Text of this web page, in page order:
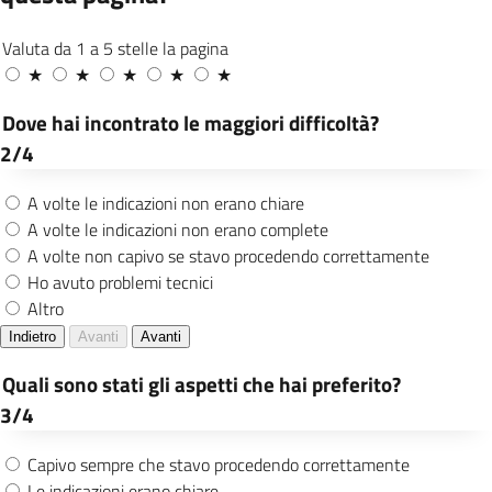
Offrire la possibilità di richiesta
certificazioni on line per tutti i comuni
italiani subentrati in ANPR attraverso
Mantenimento del progetto “Cittadini si
nasce” grazie al quale i neogenitori
Codice Fiscale al neonato direttamente
presso gli ospedali, con conseguente
possibilità di scegliere il pediatra
Incremento dei database di Anagrafe e
digitale degli atti e l’individuazione di
soluzioni semplificative volte a garantire
l’attività di digitalizzazione delle pratiche
Continuazione dell’analisi e progressiva
dismissione dell’archivio cartaceo